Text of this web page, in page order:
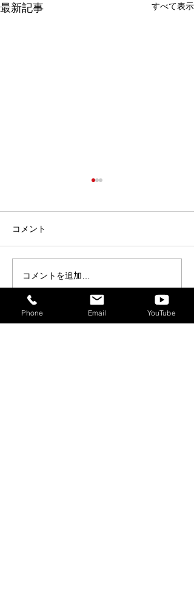
最新記事 すべて表示
【“コワーキングウィー
ク”開催！】コワーキング
スペース無料開放＆ 施設
見学で5時間分チケットプ
コメント
コメントを追加…
Phone Email YouTube